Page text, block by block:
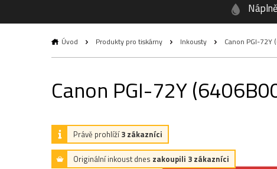
Náplně
Úvod Produkty pro tiskárny Inkousty Canon PGI-
Canon PGI-72Y
Právě prohlíží3 zákazníci
Originální inkoust dnes zakoupili 3 zákazníci